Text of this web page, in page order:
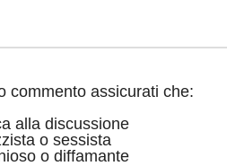
commento assicurati che:
alla discussione
o sessista
o diffamante